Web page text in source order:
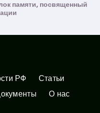
РФ
Статьи
О нас